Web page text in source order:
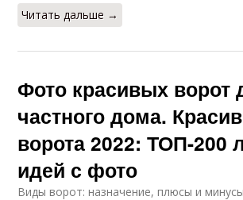
Читать дальше →
Фото красивых ворот
частного дома.
ворота 2022: ТОП-200
идей с фото
Виды ворот: назначение, плюсы и минусы